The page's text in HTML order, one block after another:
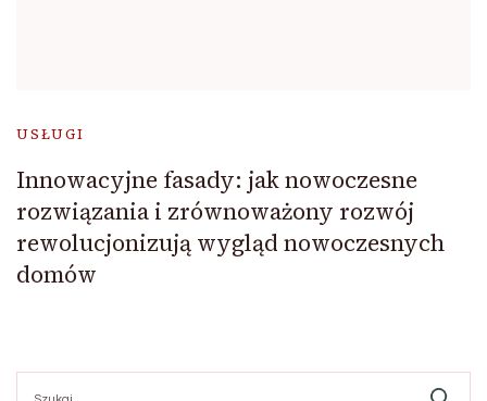
USŁUGI
Innowacyjne fasady: jak nowoczesne
rozwiązania i zrównoważony rozwój
rewolucjonizują wygląd nowoczesnych
domów